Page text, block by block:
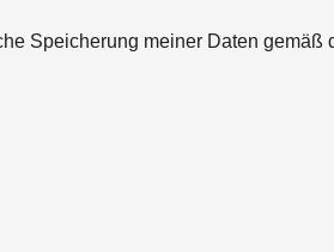
Speicherung meiner Daten gemäß